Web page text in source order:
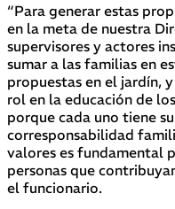
“Para generar estas
en la meta de nuestra
supervisores y actores
sumar a las familias en
propuestas en el jardín,
rol en la educación de
porque cada uno tiene
corresponsabilidad
valores es fundamental
personas que
el funcionario.